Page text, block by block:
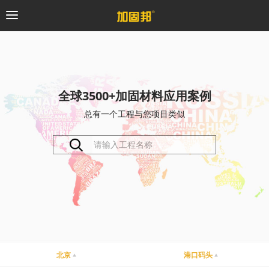
粘钢加固系统
预应力系统
桥梁支座系统
全球3500+加固材料应用案例
总有一个工程与您项目类似
北京 港口码头